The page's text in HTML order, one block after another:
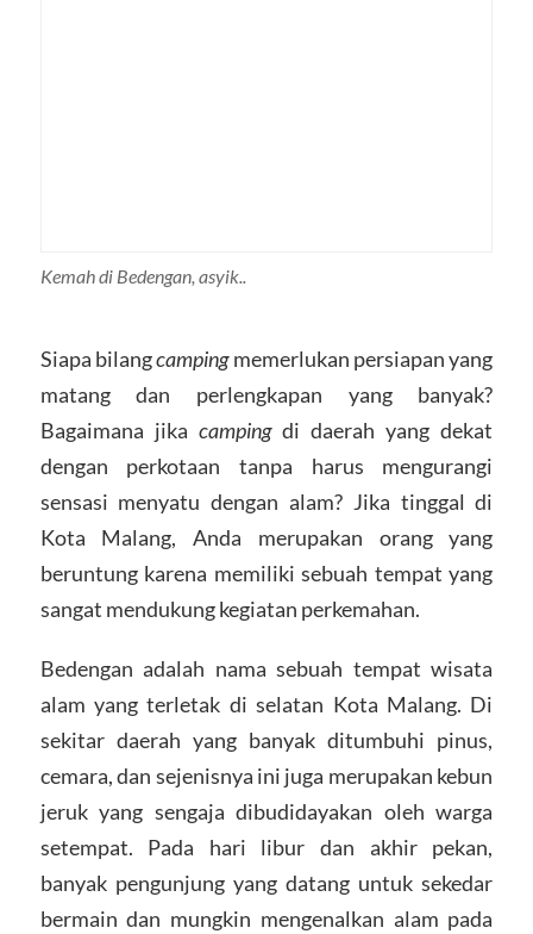
Kemah di Bedengan, asyik..
Siapa bilangcampingmemerlukan persiapan yang
matang dan perlengkapan yang banyak?
Bagaimana jika campingdi daerah yang dekat
dengan perkotaan tanpa harus mengurangi
sensasi menyatu dengan alam? Jika tinggal di
Kota Malang, Anda merupakan orang yang
beruntung karena memiliki sebuah tempat yang
sangat mendukung kegiatan perkemahan.
Bedengan adalah nama sebuah tempat wisata
alam yang terletak di selatan Kota Malang. Di
sekitar daerah yang banyak ditumbuhi pinus,
cemara, dan sejenisnya ini juga merupakan kebun
jeruk yang sengaja dibudidayakan oleh warga
setempat. Pada hari libur dan akhir pekan,
banyak pengunjung yang datang untuk sekedar
bermain dan mungkin mengenalkan alam pada